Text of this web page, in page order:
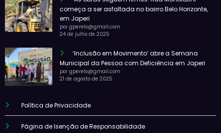
começa a ser asfaltada no bairro Belo Horizonte,
em Japeri
por gperelo@gmail.com
24 de julho de 2025
‘Inclusão em Movimento’ abre a Semana
Municipal da Pessoa com Deficiência em Japeri
por gperelo@gmail.com
21 de agosto de 2025
Política de Privacidade
Página de Isenção de Responsabilidade